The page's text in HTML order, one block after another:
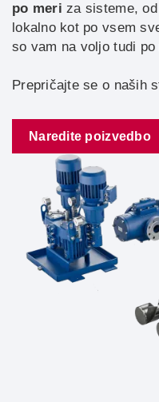
po meri za sisteme,
lokalno kot po vsem
so vam na voljo tudi po
Prepričajte se o naših
Naredite poizvedbo